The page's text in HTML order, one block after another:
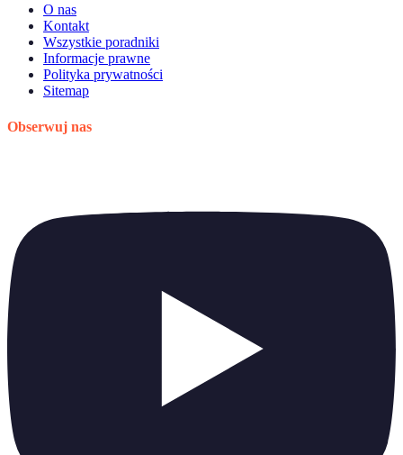
O nas
Kontakt
Wszystkie poradniki
Informacje prawne
Polityka prywatności
Sitemap
Obserwuj nas